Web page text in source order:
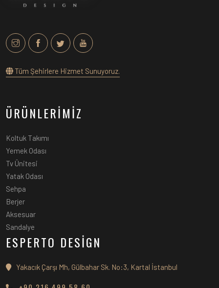
Tüm Şehirlere Hizmet Sunuyoruz.
ÜRÜNLERİMİZ
Koltuk Takımı
Yemek Odası
Tv Ünitesi
Yatak Odası
Sehpa
Berjer
Aksesuar
Sandalye
ESPERTO DESİGN
Yakacık Çarşı Mh, Gülbahar Sk. No:3, Kartal İstanbul